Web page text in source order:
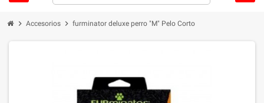
chevron_right Accesorios chevron_right furminator deluxe perro "M" Pelo Corto